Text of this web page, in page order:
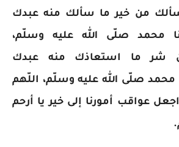
من خير ما سألك منه عبدك
محمد صلّى الله عليه وسلّم،
شر ما استعاذك منه عبدك
صلّى الله عليه وسلّم، اللّهم
عواقب أمورنا إلى خير يا أرحم